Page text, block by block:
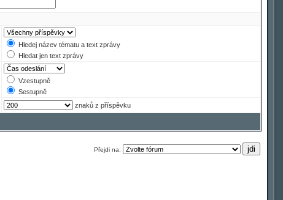
Hledej název tématu a text zprávy
Hledat jen text zprávy
Vzestupně
Sestupně
znaků z příspěvku
Přejdi na: